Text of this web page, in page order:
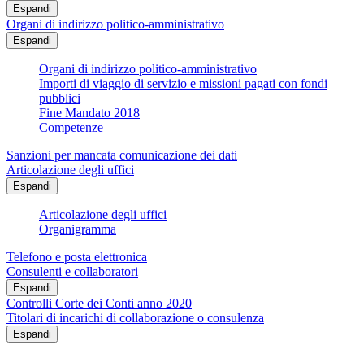
Espandi
Organi di indirizzo politico-amministrativo
Espandi
Organi di indirizzo politico-amministrativo
Importi di viaggio di servizio e missioni pagati con fondi
pubblici
Fine Mandato 2018
Competenze
Sanzioni per mancata comunicazione dei dati
Articolazione degli uffici
Espandi
Articolazione degli uffici
Organigramma
Telefono e posta elettronica
Consulenti e collaboratori
Espandi
Controlli Corte dei Conti anno 2020
Titolari di incarichi di collaborazione o consulenza
Espandi